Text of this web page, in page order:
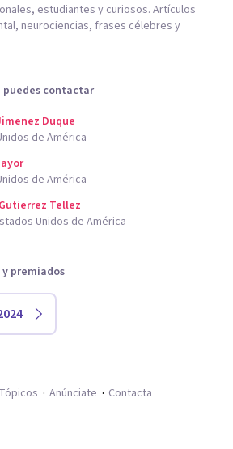
estudiantes y curiosos. Artículos
neurociencias, frases célebres y
puedes contactar
Duque
de América
de América
Tellez
Unidos de América
premiados
Tópicos Anúnciate Contacta